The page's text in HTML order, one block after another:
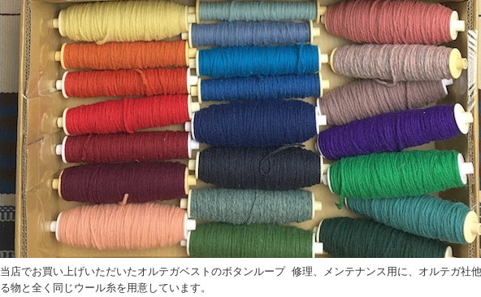
当店でお買い上げいただいたオルテガベストのボタンループ 修理、メンテナンス用に、オルテガ社
る物と全く同じウール糸を用意しています。